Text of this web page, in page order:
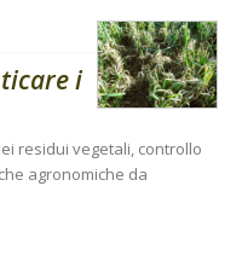
i
residui vegetali, controllo
agronomiche da